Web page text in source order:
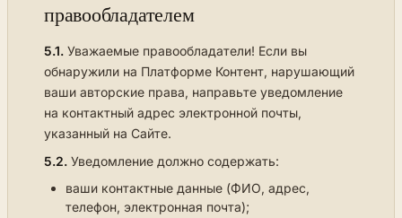
правообладателем
5.1. Уважаемые правообладатели! Если вы
обнаружили на Платформе Контент, нарушающий
ваши авторские права, направьте уведомление
на контактный адрес электронной почты,
указанный на Сайте.
5.2. Уведомление должно содержать:
ваши контактные данные (ФИО, адрес,
телефон, электронная почта);